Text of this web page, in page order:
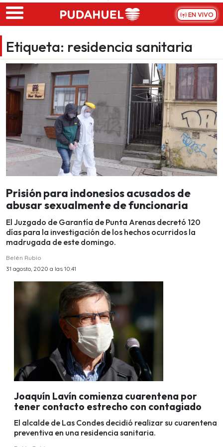
Skip to main content
EN VIVO
Etiqueta: residencia sanitaria
Prisión para indonesios acusados de
abusar sexualmente de funcionaria
El Juzgado de Garantía de Punta Arenas decretó 120
días para la investigación de los hechos ocurridos la
madrugada de este domingo.
Belén Rubio
31 agosto, 2020 a las 10:41
Joaquín Lavín comienza cuarentena por
tener contacto estrecho con contagiado
El alcalde de Las Condes decidió realizar su cuarentena
preventiva en una residencia sanitaria.